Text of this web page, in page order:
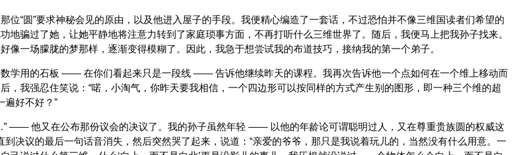
“圆”要求神秘会见的原由，以及他进入屋子的手段。我便精心编造了一套话，不过恐怕并不像三维国读者们希望的
骗过了她，让她平静地将注意力转到了家庭琐事方面，不再打听什么三维世界了。随后，我便马上把我孙子找来。
一场朦胧的梦那样，逐渐变得模糊了。因此，我急于想尝试我的布道技巧，接纳我的第一个弟子。
学用的石板 —— 在你们看起来只是一段线 —— 告诉他继续昨天的课程。我再次告诉他一个点如何在一个维上移动而
，我强忍住笑说：“喏，小淘气，你昨天要我相信，一个四边形可以按同样的方式产生别的图形，即一种三个维的超
遍好不好？”
—— 他又在公布那份议会的决议了。我的孙子虽然年轻 —— 以他的年龄论可谓聪明过人，又在尊重贵族圆的权威这
议的最后一句话音消失，然后突然哭了起来，说道：“亲爱的爷爷，那只是我说着玩儿的，当然没有什么用意。一